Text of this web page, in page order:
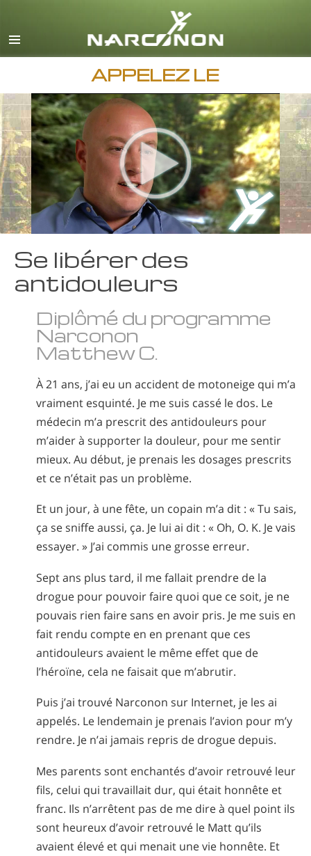
Anglais
Danois
Allemand
Grec
Espagnol
Français
Hébreu
Magyar
Italien
Macédonien
Norvégien
Suédois
Chinois
Arabe
Népalais
Croate
Turc
Toutes régions/langues
APPELEZ LE
Se libérer des
antidouleurs
Diplômé du programme
Narconon
Matthew C.
À 21 ans, j’ai eu un accident de motoneige qui m’a
vraiment esquinté. Je me suis cassé le dos. Le
médecin m’a prescrit des antidouleurs pour
m’aider à supporter la douleur, pour me sentir
mieux. Au début, je prenais les dosages prescrits
et ce n’était pas un problème.
Et un jour, à une fête, un copain m’a dit : « Tu sais,
ça se sniffe aussi, ça. Je lui ai dit : « Oh, O. K. Je vais
essayer. » J’ai commis une grosse erreur.
Sept ans plus tard, il me fallait prendre de la
drogue pour pouvoir faire quoi que ce soit, je ne
pouvais rien faire sans en avoir pris. Je me suis en
fait rendu compte en en prenant que ces
antidouleurs avaient le même effet que de
l’héroïne, cela ne faisait que m’abrutir.
Puis j’ai trouvé Narconon sur Internet, je les ai
appelés. Le lendemain je prenais l’avion pour m’y
rendre. Je n’ai jamais repris de drogue depuis.
Mes parents sont enchantés d’avoir retrouvé leur
fils, celui qui travaillait dur, qui était honnête et
franc. Ils n’arrêtent pas de me dire à quel point ils
sont heureux d’avoir retrouvé le Matt qu’ils
avaient élevé et qui menait une vie honnête. Et